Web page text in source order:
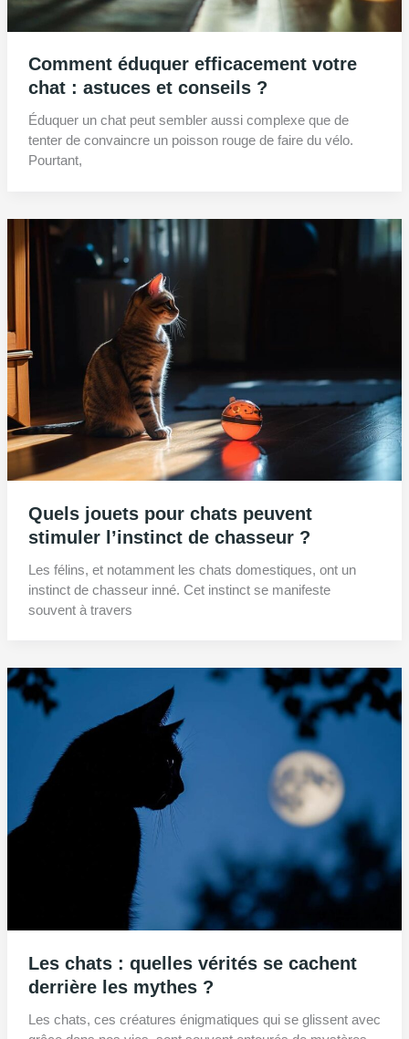
Comment éduquer efficacement votre
chat : astuces et conseils ?
Éduquer un chat peut sembler aussi complexe que de
tenter de convaincre un poisson rouge de faire du vélo.
Pourtant,
Quels jouets pour chats peuvent
stimuler l’instinct de chasseur ?
Les félins, et notamment les chats domestiques, ont un
instinct de chasseur inné. Cet instinct se manifeste
souvent à travers
Les chats : quelles vérités se cachent
derrière les mythes ?
Les chats, ces créatures énigmatiques qui se glissent avec